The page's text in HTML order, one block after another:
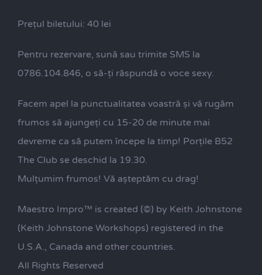
Prețul biletului: 40 lei
Pentru rezervare, sună sau trimite SMS la
0786.104.846, o să-ți răspundă o voce sexy.
Facem apel la punctualitatea voastră și vă rugăm
frumos să ajungeți cu 15-20 de minute mai
devreme ca să putem începe la timp! Porțile B52
The Club se deschid la 19.30.
Mulțumim frumos! Vă așteptăm cu drag!
Maestro Impro™ is created (©) by Keith Johnstone
(Keith Johnstone Workshops) registered in the
U.S.A., Canada and other countries.
All Rights Reserved